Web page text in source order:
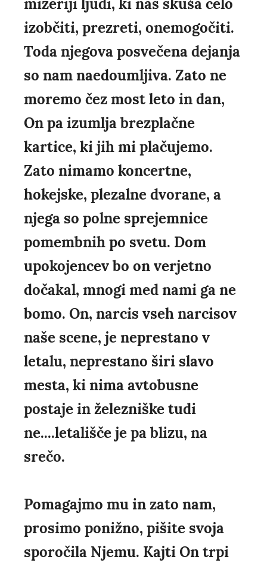
mizeriji ljudi, ki nas skuša celo
izobčiti, prezreti, onemogočiti.
Toda njegova posvečena dejanja
so nam naedoumljiva. Zato ne
moremo čez most leto in dan,
On pa izumlja brezplačne
kartice, ki jih mi plačujemo.
Zato nimamo koncertne,
hokejske, plezalne dvorane, a
njega so polne sprejemnice
pomembnih po svetu. Dom
upokojencev bo on verjetno
dočakal, mnogi med nami ga ne
bomo. On, narcis vseh narcisov
naše scene, je neprestano v
letalu, neprestano širi slavo
mesta, ki nima avtobusne
postaje in železniške tudi
ne....letališče je pa blizu, na
srečo.
Pomagajmo mu in zato nam,
prosimo ponižno, pišite svoja
sporočila Njemu. Kajti On trpi